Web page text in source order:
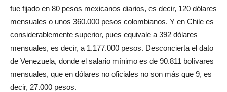
fue fijado en 80 pesos mexicanos diarios, es decir, 120 dólares
mensuales o unos 360.000 pesos colombianos. Y en Chile es
considerablemente superior, pues equivale a 392 dólares
mensuales, es decir, a 1.177.000 pesos. Desconcierta el dato
de Venezuela, donde el salario mínimo es de 90.811 bolívares
mensuales, que en dólares no oficiales no son más que 9, es
decir, 27.000 pesos.